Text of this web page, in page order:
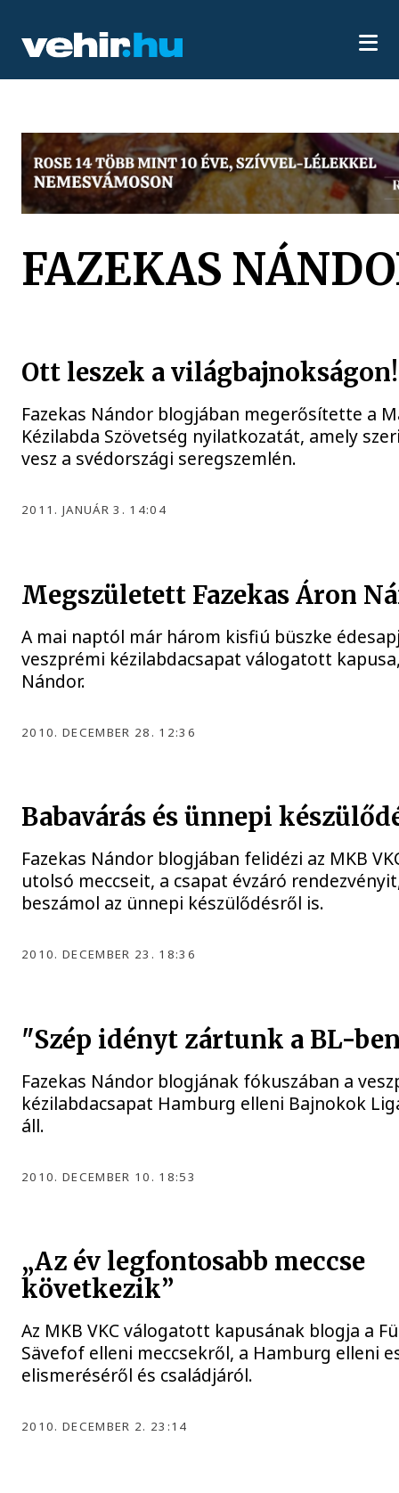
FAZEKAS
Ott leszek a világbajnokságon!
Fazekas Nándor blogjában megerősítette a
Kézilabda Szövetség nyilatkozatát, amely
vesz a svédországi seregszemlén.
2011. JANUÁR 3. 14:04
Megszületett Fazekas Áron
A mai naptól már három kisfiú büszke
veszprémi kézilabdacsapat válogatott
Nándor.
2010. DECEMBER 28. 12:36
Babavárás és ünnepi
Fazekas Nándor blogjában felidézi az MKB
utolsó meccseit, a csapat évzáró
beszámol az ünnepi készülődésről is.
2010. DECEMBER 23. 18:36
"Szép idényt zártunk a BL-
Fazekas Nándor blogjának fókuszában a
kézilabdacsapat Hamburg elleni Bajnokok
áll.
2010. DECEMBER 10. 18:53
„Az év legfontosabb meccse
következik”
Az MKB VKC válogatott kapusának blogja a
Sävefof elleni meccsekről, a Hamburg elleni
elismeréséről és családjáról.
2010. DECEMBER 2. 23:14